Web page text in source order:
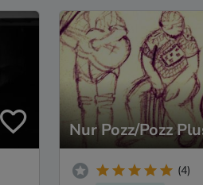
Nur Pozz/Pozz
(4)